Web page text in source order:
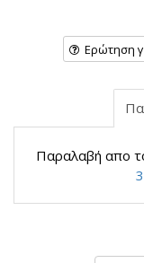
Ερώτηση
Παραλαβή απο